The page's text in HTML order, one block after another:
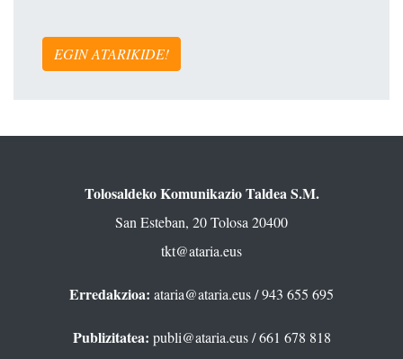
EGIN ATARIKIDE!
Tolosaldeko Komunikazio Taldea S.M.
San Esteban, 20 Tolosa 20400
tkt@ataria.eus
Erredakzioa: ataria@ataria.eus/ 943 655 695
Publizitatea: publi@ataria.eus/ 661 678 818